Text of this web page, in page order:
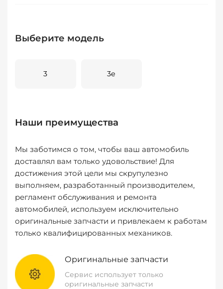
Выберите модель
3 3e
Наши преимущества
Мы заботимся о том, чтобы ваш автомобиль
доставлял вам только удовольствие! Для
достижения этой цели мы скрупулезно
выполняем, разработанный производителем,
регламент обслуживания и ремонта
автомобилей, используем исключительно
оригинальные запчасти и привлекаем к работам
только квалифицированных механиков.
Оригинальные запчасти
Сервис использует только
оригинальные запчасти